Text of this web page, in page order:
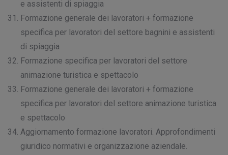
e assistenti di spiaggia
Formazione generale dei lavoratori + formazione
specifica per lavoratori del settore bagnini e assistenti
di spiaggia
Formazione specifica per lavoratori del settore
animazione turistica e spettacolo
Formazione generale dei lavoratori + formazione
specifica per lavoratori del settore animazione turistica
e spettacolo
Aggiornamento formazione lavoratori. Approfondimenti
giuridico normativi e organizzazione aziendale.